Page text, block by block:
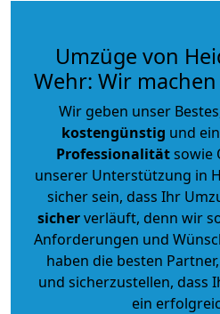
Umzüge von
Wehr: Wir
Wir geben unser
kostengünstig und
Professionalitätsowie
unserer Unterstützung in
sicher sein, dass Ihr
sicherverläuft, denn wir
Anforderungen und
haben die besten
und sicherzustellen, dass
ein